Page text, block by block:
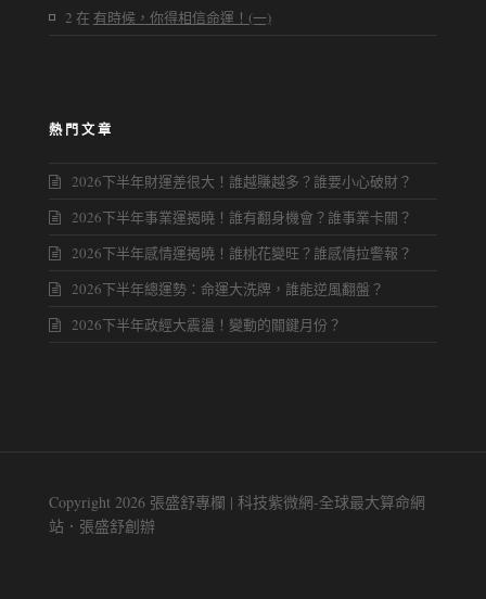
2 在 有時候，你得相信命運！(一)
熱門文章
2026下半年財運差很大！誰越賺越多？誰要小心破財？
2026下半年事業運揭曉！誰有翻身機會？誰事業卡關？
2026下半年感情運揭曉！誰桃花變旺？誰感情拉警報？
2026下半年總運勢：命運大洗牌，誰能逆風翻盤？
2026下半年政經大震盪！變動的關鍵月份？
Copyright 2026 張盛舒專欄 | 科技紫微網-全球最大算命網
站．張盛舒創辦